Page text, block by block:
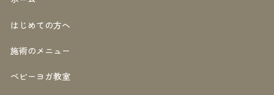
はじめての方へ
施術のメニュー
ベビーヨガ教室